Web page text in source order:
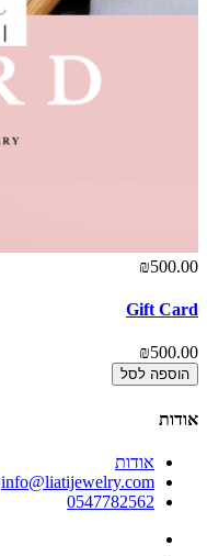
₪500.00
Gift Card
₪500.00
הוספה לסל
אודות
אודות
info@liatijewelry.com
0547782562